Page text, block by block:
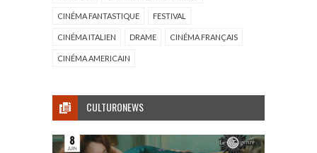
CINÉMA FANTASTIQUE FESTIVAL
CINÉMA ITALIEN DRAME CINÉMA FRANÇAIS
CINÉMA AMERICAIN
CULTURONEWS